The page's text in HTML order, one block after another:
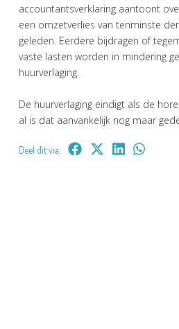
accountantsverklaring aantoont
een omzetverlies van tenminste
geleden. Eerdere bijdragen of
vaste lasten worden in mindering
huurverlaging.
De huurverlaging eindigt als de
al is dat aanvankelijk nog maar
Deel dit via: